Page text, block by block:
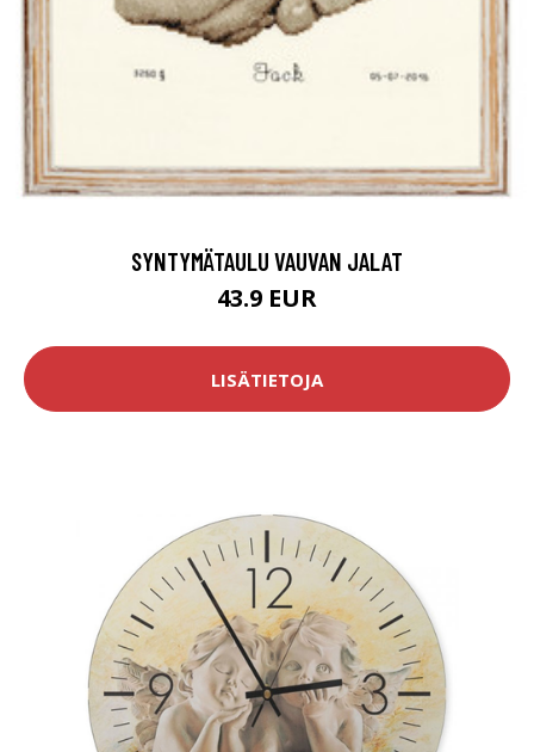
SYNTYMÄTAULU VAUVAN JALAT
43.9 EUR
LISÄTIETOJA